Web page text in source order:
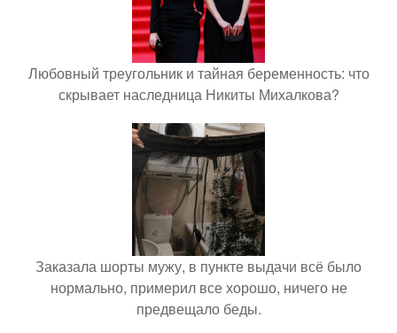
Любовный треугольник и тайная беременность: что
скрывает наследница Никиты Михалкова?
Заказала шорты мужу, в пункте выдачи всё было
нормально, примерил все хорошо, ничего не
предвещало беды.